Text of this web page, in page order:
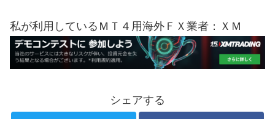
私が利用しているＭＴ４用海外ＦＸ業者：ＸＭ
シェアする